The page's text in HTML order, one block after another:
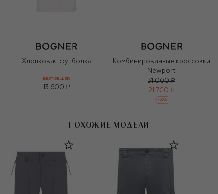
Хлопковая футболка
BEST-SELLER
13 600 ₽
Комбинированные кроссовки
Newport
31 000 ₽
21 700 ₽
-30%
ПОХОЖИЕ МОДЕЛИ